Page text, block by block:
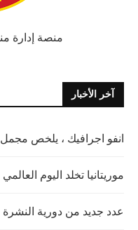
منصة إدارة
آخر الأخبار
انفو اجرافيك ، يلخص
موريتانيا تخلد اليوم
عدد جديد من دورية النشرة